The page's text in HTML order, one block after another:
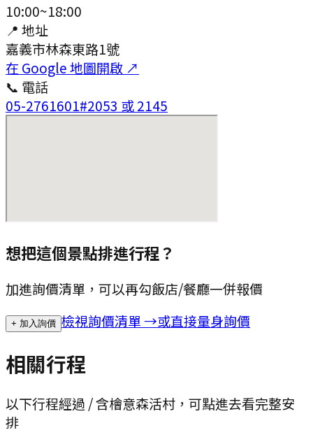
10:00~18:00
📍 地址
嘉義市林森東路1號
在 Google 地圖開啟 ↗
📞 電話
05-2761601#2053 或 2145
想把這個景點排進行程？
加進詢價清單，可以再勾飯店/餐廳一併報價
+ 加入詢價 檢視詢價清單 →或直接量身詢價
相關行程
以下行程經過 / 含檜意森活村 ，可點進去看完整安
排